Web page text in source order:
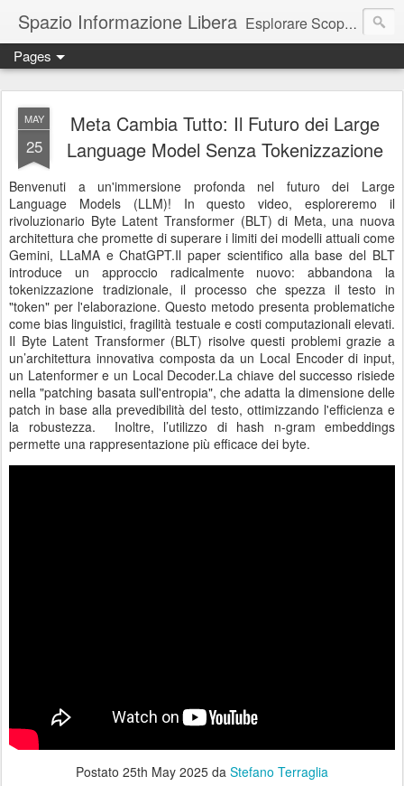
Spazio Informazione Libera Esplorare Scoprire Creare
Escursioni, viaggi, arte, tecnologia, attualità
Pages
MAY
25
Meta Cambia Tutto: Il Futuro dei Large
Language Model Senza Tokenizzazione
Benvenuti a un'immersione profonda nel futuro dei Large
Language Models (LLM)! In questo video, esploreremo il
rivoluzionario Byte Latent Transformer (BLT) di Meta, una nuova
architettura che promette di superare i limiti dei modelli attuali come
Gemini, LLaMA e ChatGPT.Il paper scientifico alla base del BLT
introduce un approccio radicalmente nuovo: abbandona la
tokenizzazione tradizionale, il processo che spezza il testo in
"token" per l'elaborazione. Questo metodo presenta problematiche
come bias linguistici, fragilità testuale e costi computazionali elevati.
Il Byte Latent Transformer (BLT) risolve questi problemi grazie a
un’architettura innovativa composta da un Local Encoder di input,
un Latenformer e un Local Decoder.La chiave del successo risiede
nella "patching basata sull'entropia", che adatta la dimensione delle
patch in base alla prevedibilità del testo, ottimizzando l'efficienza e
la robustezza. Inoltre, l’utilizzo di hash n-gram embeddings
permette una rappresentazione più efficace dei byte.
Postato 25th May 2025 da Stefano Terraglia